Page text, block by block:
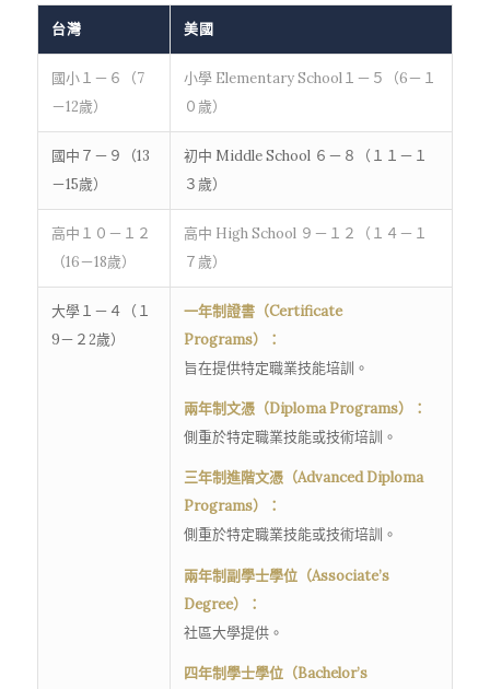
台灣 美國
國小１－６（7
－12歲）
小學 Elementary School１－５（6－１
０歲）
國中７－９（13
－15歲）
初中 Middle School ６－８（１１－１
３歲）
高中１０－１２
（16－18歲）
高中 High School ９－１２（１４－１
７歲）
大學１－４（１
9－２2歲）
一年制證書（Certificate
Programs）：
旨在提供特定職業技能培訓。
兩年制文憑（Diploma Programs）：
側重於特定職業技能或技術培訓。
三年制進階文憑（Advanced Diploma
Programs）：
側重於特定職業技能或技術培訓。
兩年制副學士學位（Associate’s
Degree）：
社區大學提供。
四年制學士學位（Bachelor’s